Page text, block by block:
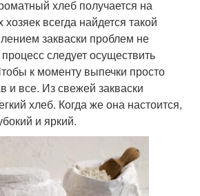
хлеб получается на
всегда найдется такой
закваски проблем не
следует осуществить
к моменту выпечки просто
и все. Из свежей закваски
хлеб. Когда же она настоится,
и яркий.